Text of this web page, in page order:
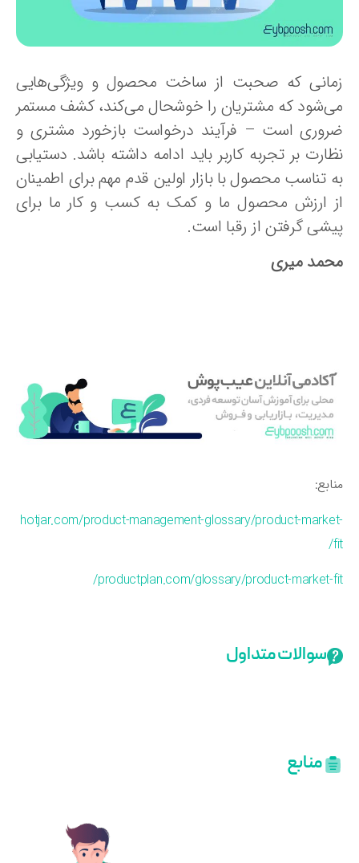
که صحبت از ساخت محصول و ویژگی‌هایی
که مشتریان را خوشحال می‌کند، کشف مستمر
است – فرآیند درخواست بازخورد مشتری و
بر تجربه کاربر باید ادامه داشته باشد. دستیابی
تناسب محصول با بازار اولین قدم مهم برای اطمینان
ارزش محصول ما و کمک به کسب و کار ما برای
گرفتن از رقبا است.
میری
hotjar.com/product-management-glossary/product-
productplan.com/glossary/product-market-
سوالات متداول
منابع